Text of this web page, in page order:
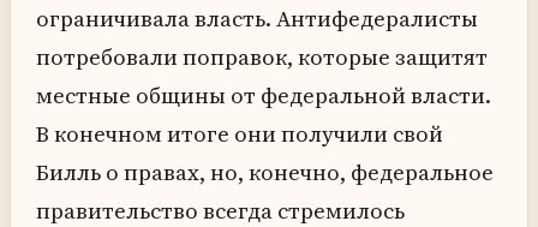
ограничивала власть. Антифедералисты
потребовали поправок, которые защитят
местные общины от федеральной власти.
В конечном итоге они получили свой
Билль о правах, но, конечно, федеральное
правительство всегда стремилось